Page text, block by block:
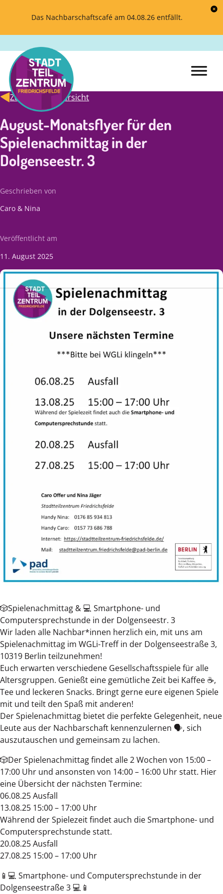
Das Nachbarschaftscafé am 04.08.26 entfällt.
August-Monatsflyer für den
Spielenachmittag in der
Dolgenseestr. 3
Geschrieben von
Caro & Nina
Veröffentlicht am
11. August 2025
Zurück zur Übersicht
🎲Spielenachmittag & 💻 Smartphone- und
Computersprechstunde in der Dolgenseestr. 3
Wir laden alle Nachbar*innen herzlich ein, mit uns am
Spielenachmittag im WGLi-Treff in der Dolgenseestraße 3,
10319 Berlin teilzunehmen!
Euch erwarten verschiedene Gesellschaftsspiele für alle
Altersgruppen. Genießt eine gemütliche Zeit bei Kaffee ☕,
Tee und leckeren Snacks. Bringt gerne eure eigenen Spiele
mit und teilt den Spaß mit anderen!
Der Spielenachmittag bietet die perfekte Gelegenheit, neue
Leute aus der Nachbarschaft kennenzulernen 🗣️, sich
auszutauschen und gemeinsam zu lachen.
🎲Der Spielenachmittag findet alle 2 Wochen von 15:00 –
17:00 Uhr und ansonsten von 14:00 – 16:00 Uhr statt. Hier
eine Übersicht der nächsten Termine:
06.08.25 Ausfall
13.08.25 15:00 – 17:00 Uhr
Während der Spielezeit findet auch die Smartphone- und
Computersprechstunde statt.
20.08.25 Ausfall
27.08.25 15:00 – 17:00 Uhr
📱💻 Smartphone- und Computersprechstunde in der
Dolgenseestraße 3 💻📱